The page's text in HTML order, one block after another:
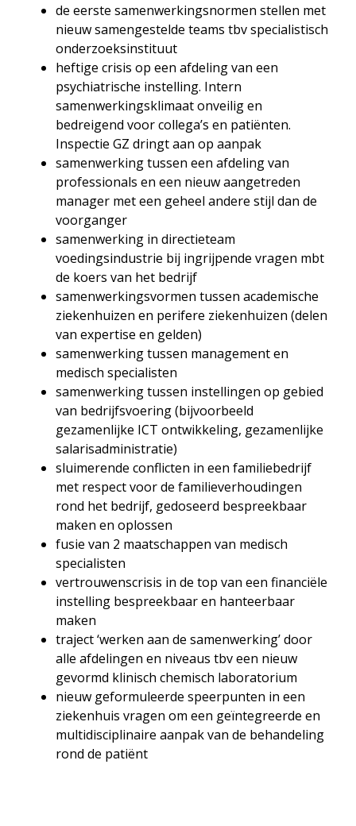
de eerste samenwerkingsnormen stellen met
nieuw samengestelde teams tbv specialistisch
onderzoeksinstituut
heftige crisis op een afdeling van een
psychiatrische instelling. Intern
samenwerkingsklimaat onveilig en
bedreigend voor collega’s en patiënten.
Inspectie GZ dringt aan op aanpak
samenwerking tussen een afdeling van
professionals en een nieuw aangetreden
manager met een geheel andere stijl dan de
voorganger
samenwerking in directieteam
voedingsindustrie bij ingrijpende vragen mbt
de koers van het bedrijf
samenwerkingsvormen tussen academische
ziekenhuizen en perifere ziekenhuizen (delen
van expertise en gelden)
samenwerking tussen management en
medisch specialisten
samenwerking tussen instellingen op gebied
van bedrijfsvoering (bijvoorbeeld
gezamenlijke ICT ontwikkeling, gezamenlijke
salarisadministratie)
sluimerende conflicten in een familiebedrijf
met respect voor de familieverhoudingen
rond het bedrijf, gedoseerd bespreekbaar
maken en oplossen
fusie van 2 maatschappen van medisch
specialisten
vertrouwenscrisis in de top van een financiële
instelling bespreekbaar en hanteerbaar
maken
traject ‘werken aan de samenwerking’ door
alle afdelingen en niveaus tbv een nieuw
gevormd klinisch chemisch laboratorium
nieuw geformuleerde speerpunten in een
ziekenhuis vragen om een geïntegreerde en
multidisciplinaire aanpak van de behandeling
rond de patiënt